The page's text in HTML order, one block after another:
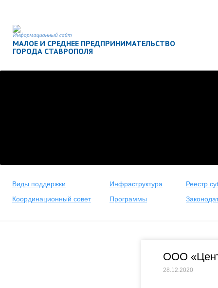
Информационный сайт
МАЛОЕ И СРЕДНЕЕ ПРЕДПРИНИМАТЕЛЬСТВО
ГОРОДА СТАВРОПОЛЯ
Виды поддержки Инфраструктура
Реестр
Координационный совет
Программы
ООО
28.12.2020